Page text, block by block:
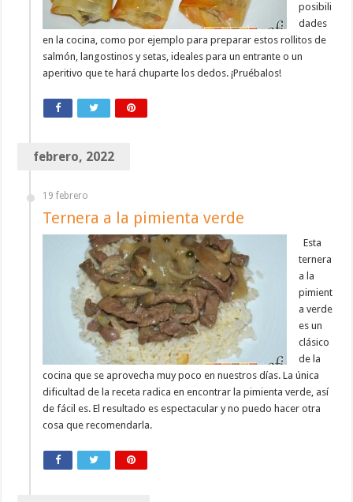
posibili
dades
en la cocina, como por ejemplo para preparar estos rollitos de
salmón, langostinos y setas, ideales para un entrante o un
aperitivo que te hará chuparte los dedos. ¡Pruébalos!
febrero, 2022
19 febrero
Ternera a la pimienta verde
Esta
ternera
a la
pimient
a verde
es un
clásico
de la
cocina que se aprovecha muy poco en nuestros días. La única
dificultad de la receta radica en encontrar la pimienta verde, así
de fácil es. El resultado es espectacular y no puedo hacer otra
cosa que recomendarla.